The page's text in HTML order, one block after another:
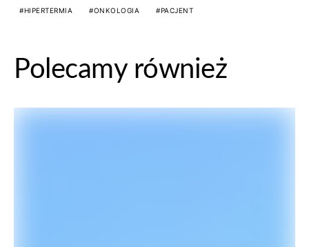
HIPERTERMIA ONKOLOGIA PACJENT
Polecamy również